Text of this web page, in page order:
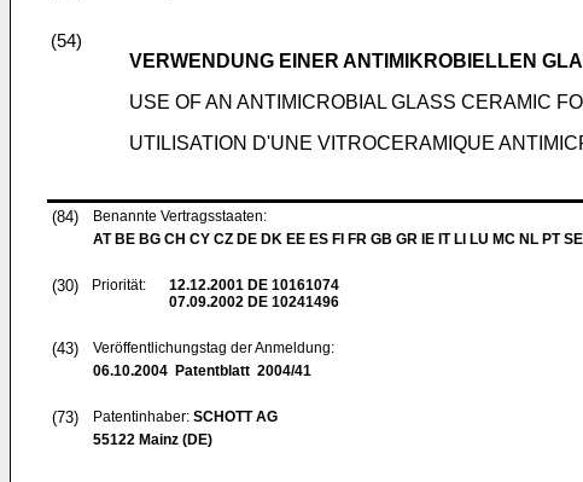
(54)
VERWENDUNG EINER ANTIMIKROBIELLEN
USE OF AN ANTIMICROBIAL GLASS CERAMIC
UTILISATION D'UNE VITROCERAMIQUE
(84)
Benannte Vertragsstaaten:
AT BE BG CH CY CZ DE DK EE ES FI FR GB GR IE IT LI LU MC NL PT
(30) Priorität: 12.12.2001 DE 10161074
07.09.2002 DE 10241496
(43)
Veröffentlichungstag der Anmeldung:
06.10.2004 Patentblatt 2004/41
(73) Patentinhaber: SCHOTT AG
55122 Mainz (DE)